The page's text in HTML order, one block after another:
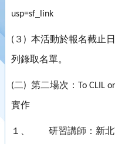
usp=sf_link
( ３ ) 本活動於報名截止
列錄取名單。
(二) 第二場次： To CLIL
實作
１、 研習講師：新